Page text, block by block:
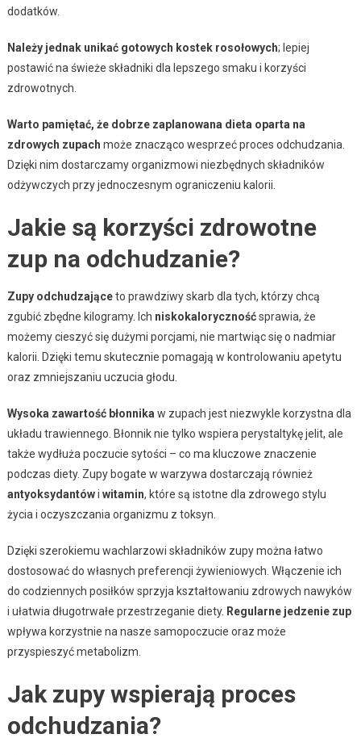
dodatków.
Należy jednak unikać gotowych kostek rosołowych; lepiej
postawić na świeże składniki dla lepszego smaku i korzyści
zdrowotnych.
Warto pamiętać, że dobrze zaplanowana dieta oparta na
zdrowych zupach może znacząco wesprzeć proces odchudzania.
Dzięki nim dostarczamy organizmowi niezbędnych składników
odżywczych przy jednoczesnym ograniczeniu kalorii.
Jakie są korzyści zdrowotne
zup na odchudzanie?
Zupy odchudzająceto prawdziwy skarb dla tych, którzy chcą
zgubić zbędne kilogramy. Ich niskokalorycznośćsprawia, że
możemy cieszyć się dużymi porcjami, nie martwiąc się o nadmiar
kalorii. Dzięki temu skutecznie pomagają w kontrolowaniu apetytu
oraz zmniejszaniu uczucia głodu.
Wysoka zawartość błonnika w zupach jest niezwykle korzystna dla
układu trawiennego. Błonnik nie tylko wspiera perystaltykę jelit, ale
także wydłuża poczucie sytości – co ma kluczowe znaczenie
podczas diety. Zupy bogate w warzywa dostarczają również
antyoksydantówi witamin, które są istotne dla zdrowego stylu
życia i oczyszczania organizmu z toksyn.
Dzięki szerokiemu wachlarzowi składników zupy można łatwo
dostosować do własnych preferencji żywieniowych. Włączenie ich
do codziennych posiłków sprzyja kształtowaniu zdrowych nawyków
i ułatwia długotrwałe przestrzeganie diety. Regularne jedzenie zup
wpływa korzystnie na nasze samopoczucie oraz może
przyspieszyć metabolizm.
Jak zupy wspierają proces
odchudzania?